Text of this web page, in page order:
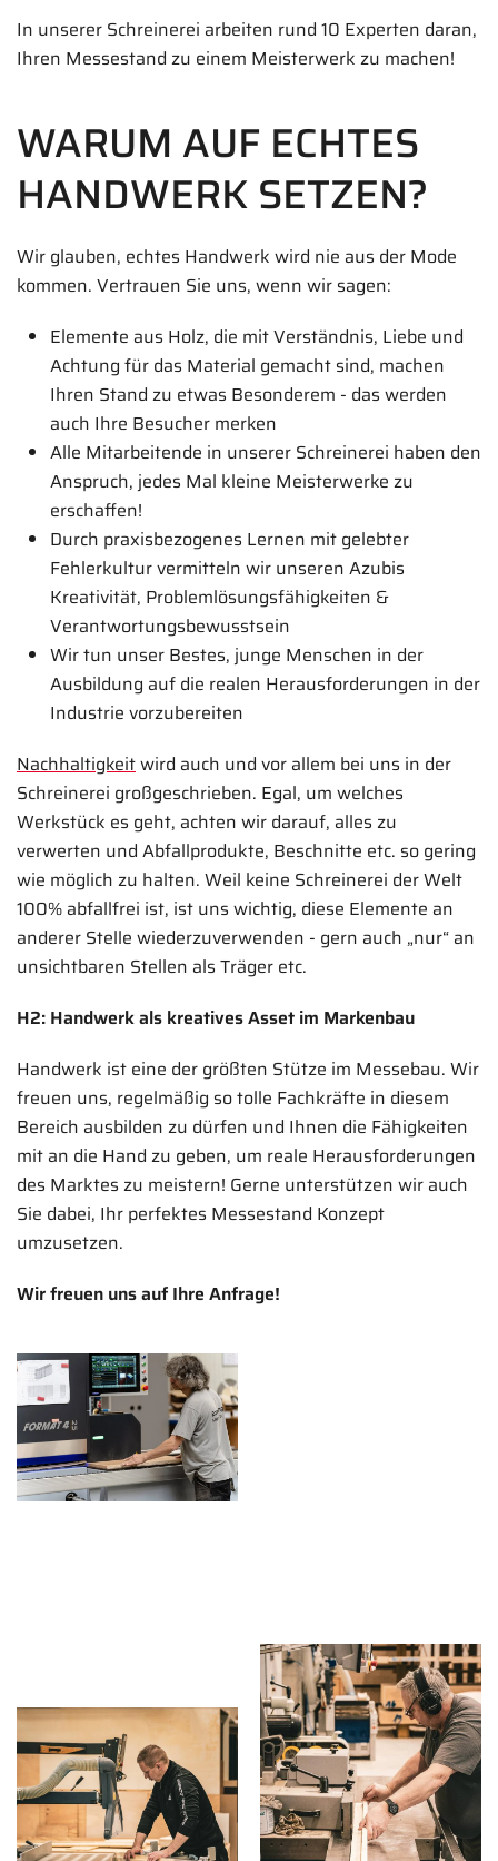
In unserer Schreinerei arbeiten rund 10 Experten daran,
Ihren Messestand zu einem Meisterwerk zu machen!
WARUM AUF ECHTES
HANDWERK SETZEN?
Wir glauben, echtes Handwerk wird nie aus der Mode
kommen. Vertrauen Sie uns, wenn wir sagen:
Elemente aus Holz, die mit Verständnis, Liebe und
Achtung für das Material gemacht sind, machen
Ihren Stand zu etwas Besonderem - das werden
auch Ihre Besucher merken
Alle Mitarbeitende in unserer Schreinerei haben den
Anspruch, jedes Mal kleine Meisterwerke zu
erschaffen!
Durch praxisbezogenes Lernen mit gelebter
Fehlerkultur vermitteln wir unseren Azubis
Kreativität, Problemlösungsfähigkeiten &
Verantwortungsbewusstsein
Wir tun unser Bestes, junge Menschen in der
Ausbildung auf die realen Herausforderungen in der
Industrie vorzubereiten
Nachhaltigkeitwird auch und vor allem bei uns in der
Schreinerei großgeschrieben. Egal, um welches
Werkstück es geht, achten wir darauf, alles zu
verwerten und Abfallprodukte, Beschnitte etc. so gering
wie möglich zu halten. Weil keine Schreinerei der Welt
100% abfallfrei ist, ist uns wichtig, diese Elemente an
anderer Stelle wiederzuverwenden - gern auch „nur“ an
unsichtbaren Stellen als Träger etc.
H2: Handwerk als kreatives Asset im Markenbau
Handwerk ist eine der größten Stütze im Messebau. Wir
freuen uns, regelmäßig so tolle Fachkräfte in diesem
Bereich ausbilden zu dürfen und Ihnen die Fähigkeiten
mit an die Hand zu geben, um reale Herausforderungen
des Marktes zu meistern! Gerne unterstützen wir auch
Sie dabei, Ihr perfektes Messestand Konzept
umzusetzen.
Wir freuen uns auf Ihre Anfrage!